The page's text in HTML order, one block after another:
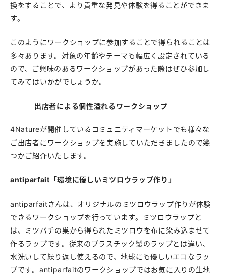
換をすることで、より貴重な発見や体験を得ることができま
す。
このようにワークショップに参加することで得られることは
多々あります。対象の年齢やテーマも幅広く設定されている
ので、ご興味のあるワークショップがあった際はぜひ参加し
てみてはいかがでしょうか。
出店者による個性溢れるワークショップ
4Natureが開催しているコミュニティマーケットでも様々な
ご出店者にワークショップを実施していただきましたので幾
つかご紹介いたします。
antiparfait「環境に優しいミツロウラップ作り」
antiparfaitさんは、オリジナルのミツロウラップ作りが体験
できるワークショップを行っています。ミツロウラップと
は、ミツバチの巣から得られたミツロウを布に染み込ませて
作るラップです。従来のプラスチック製のラップとは違い、
水洗いして繰り返し使えるので、地球にも優しいエコなラッ
プです。antiparfaitのワークショップではお気に入りの生地